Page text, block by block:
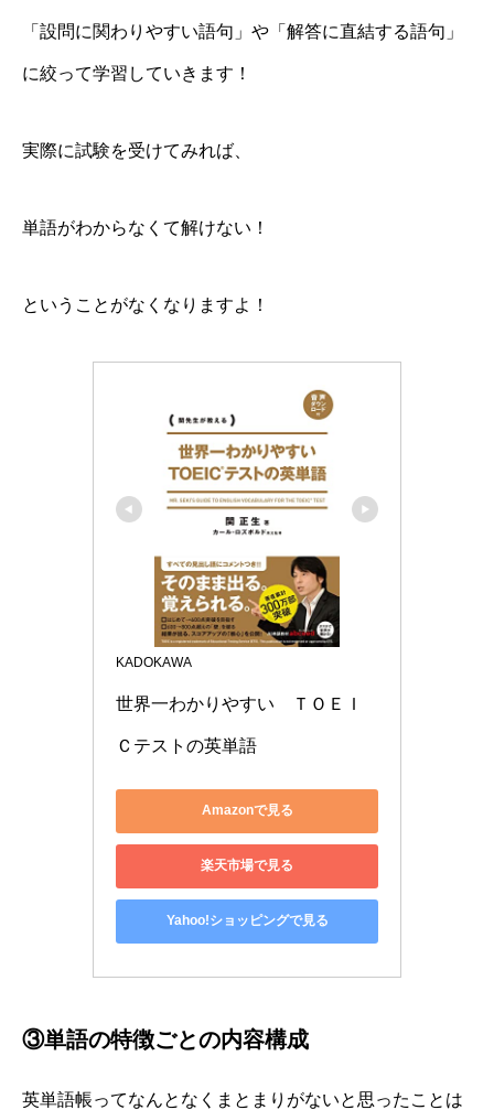
「設問に関わりやすい語句」や「解答に直結する語句」
に絞って学習していきます！
実際に試験を受けてみれば、
単語がわからなくて解けない！
ということがなくなりますよ！
KADOKAWA
世界一わかりやすい　ＴＯＥＩ
Ｃテストの英単語
Amazonで見る
楽天市場で見る
Yahoo!ショッピングで見る
③単語の特徴ごとの内容構成
英単語帳ってなんとなくまとまりがないと思ったことは